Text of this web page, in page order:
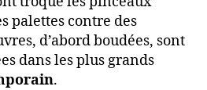
palettes contre des
d’abord boudées, sont
dans les plus grands
.